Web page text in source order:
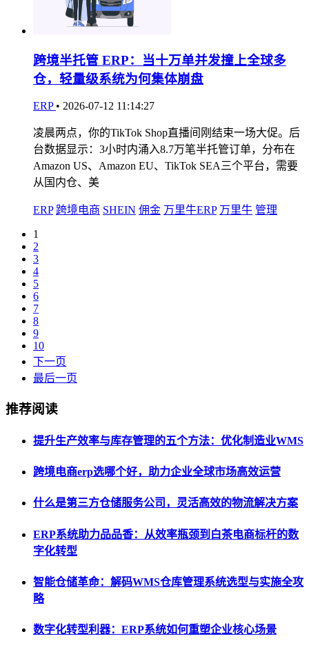
跨境半托管 ERP：当十万单并发撞上全球多
仓，轻量级系统为何集体崩盘
ERP • 2026-07-12 11:14:27
凌晨两点，你的TikTok Shop直播间刚结束一场大促。后
台数据显示：3小时内涌入8.7万笔半托管订单，分布在
Amazon US、Amazon EU、TikTok SEA三个平台，需要
从国内仓、美
ERP 跨境电商 SHEIN 佣金 万里牛ERP 万里牛 管理
1
2
3
4
5
6
7
8
9
10
下一页
最后一页
推荐阅读
提升生产效率与库存管理的五个方法：优化制造业WMS
跨境电商erp选哪个好，助力企业全球市场高效运营
什么是第三方仓储服务公司，灵活高效的物流解决方案
ERP系统助力品品香：从效率瓶颈到白茶电商标杆的数
字化转型
智能仓储革命：解码WMS仓库管理系统选型与实施全攻
略
数字化转型利器：ERP系统如何重塑企业核心场景